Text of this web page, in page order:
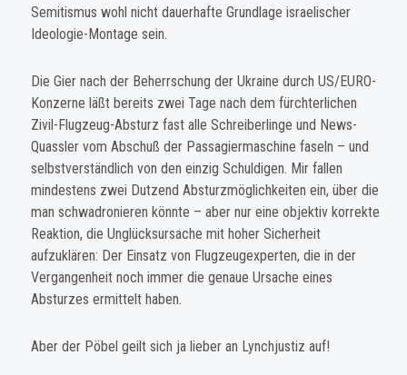
Semitismus wohl nicht dauerhafte Grundlage israelischer
Ideologie-Montage sein.
Die Gier nach der Beherrschung der Ukraine durch US/EURO-
Konzerne läßt bereits zwei Tage nach dem fürchterlichen
Zivil-Flugzeug-Absturz fast alle Schreiberlinge und News-
Quassler vom Abschuß der Passagiermaschine faseln – und
selbstverständlich von den einzig Schuldigen. Mir fallen
mindestens zwei Dutzend Absturzmöglichkeiten ein, über die
man schwadronieren könnte – aber nur eine objektiv korrekte
Reaktion, die Unglücksursache mit hoher Sicherheit
aufzuklären: Der Einsatz von Flugzeugexperten, die in der
Vergangenheit noch immer die genaue Ursache eines
Absturzes ermittelt haben.
Aber der Pöbel geilt sich ja lieber an Lynchjustiz auf!